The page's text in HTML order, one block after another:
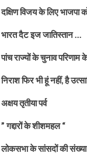
दक्षिण विजय के लिए भाजपा
भारत दैट इज जातिस्तान …
पांच राज्यों के चुनाव परिणाम
निराश फिर भी हूं नहीं, है
अक्षय तृतीया पर्व
” गद्दारों के शीशमहल “
लोकसभा के सांसदों की संख्या